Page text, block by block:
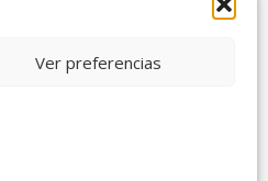
Ver preferencias
de Comunicación de